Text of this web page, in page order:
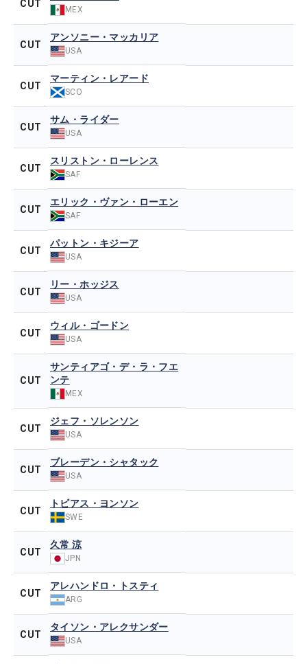
CUT
MEX
CUT
アンソニー・マッカリア
USA
CUT
マーティン・レアード
SCO
CUT
サム・ライダー
USA
CUT
スリストン・ローレンス
SAF
CUT
エリック・ヴァン・ローエン
SAF
CUT
パットン・キジーア
USA
CUT
リー・ホッジス
USA
CUT
ウィル・ゴードン
USA
CUT
サンティアゴ・デ・ラ・フエ
ンテ
MEX
CUT
ジェフ・ソレンソン
USA
CUT
ブレーデン・シャタック
USA
CUT
トビアス・ヨンソン
SWE
CUT
久常 涼
JPN
CUT
アレハンドロ・トスティ
ARG
CUT
タイソン・アレクサンダー
USA